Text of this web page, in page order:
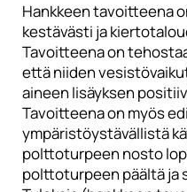
Hankkeen tavoitteena
kestävästi ja
Tavoitteena on
että niiden
aineen lisäyksen
Tavoitteena on myös
ympäristöystävällistä
polttoturpeen nosto
polttoturpeen päältä ja